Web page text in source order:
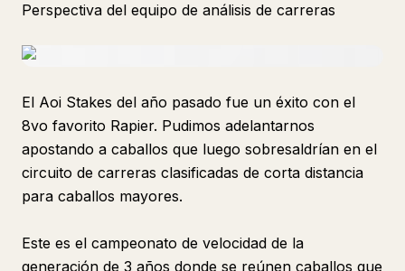
Perspectiva del equipo de análisis de carreras
El Aoi Stakes del año pasado fue un éxito con el
8vo favorito Rapier. Pudimos adelantarnos
apostando a caballos que luego sobresaldrían en el
circuito de carreras clasificadas de corta distancia
para caballos mayores.
Este es el campeonato de velocidad de la
generación de 3 años donde se reúnen caballos que